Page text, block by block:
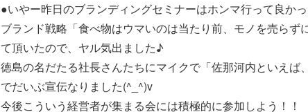
●いやー昨日のブランディングセミナーはホンマ行って良か
ブランド戦略「食べ物はウマいのは当たり前、モノを売ら
て頂いたので、ヤル気出ました♪
徳島の名だたる社長さんたちにマイクで「佐那河内といえ
でだいぶ宣伝なりました(^_^)v
今後こういう経営者が集まる会には積極的に参加しよう！！